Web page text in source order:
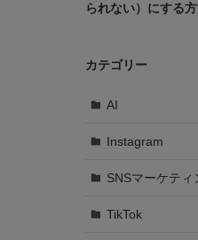
られない）にする
カテゴリー
AI
Instagram
SNSマーケティ
TikTok